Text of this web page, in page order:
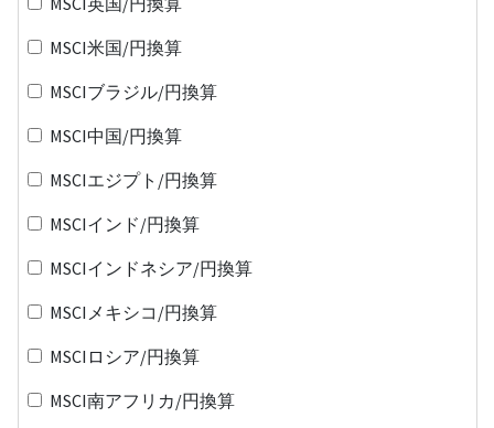
MSCI米国/円換算
MSCIブラジル/円換算
MSCI中国/円換算
MSCIエジプト/円換算
MSCIインド/円換算
MSCIインドネシア/円換算
MSCIメキシコ/円換算
MSCIロシア/円換算
MSCI南アフリカ/円換算